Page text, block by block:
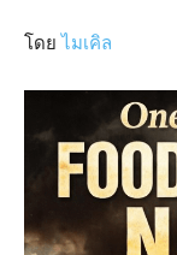
โดยไมเคิล